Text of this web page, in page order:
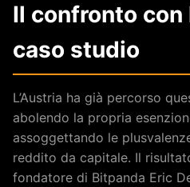
Il confronto con
caso studio
L’Austria ha già percorso
abolendo la propria
assoggettando le
reddito da capitale. Il
fondatore di Bitpanda Eric